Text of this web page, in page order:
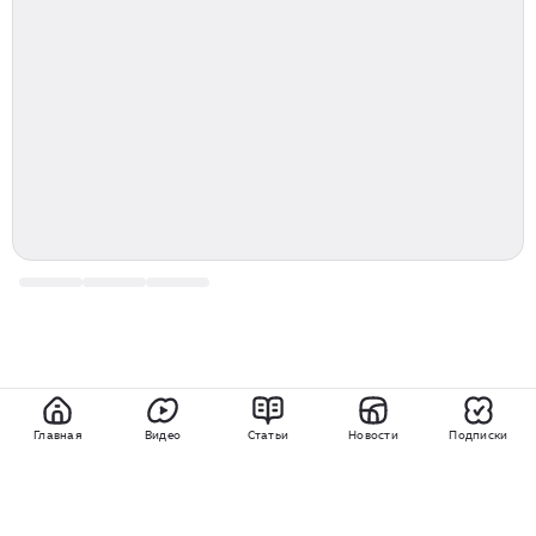
Главная Видео Статьи Новости Подписки